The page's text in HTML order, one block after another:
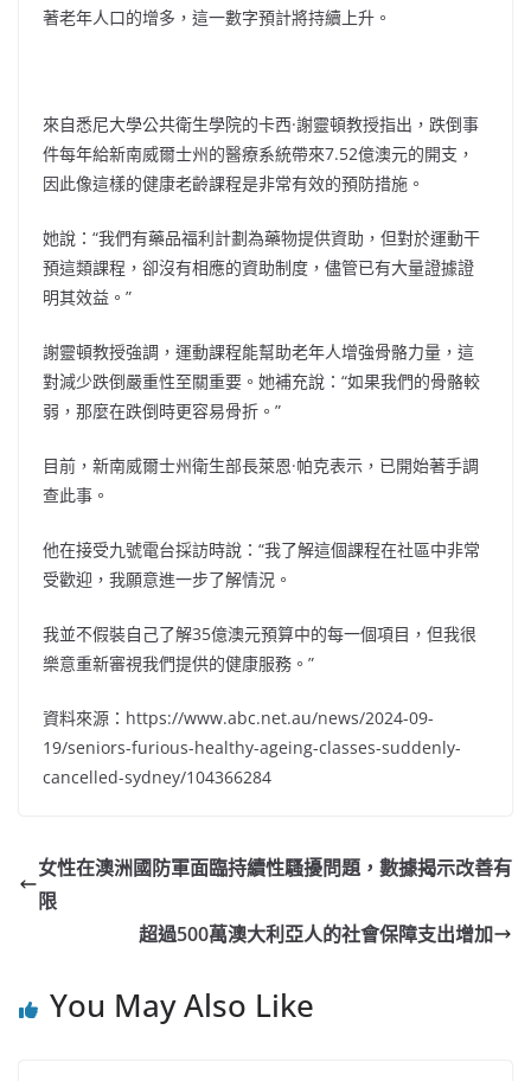
著老年人口的增多，這一數字預計將持續上升。
來自悉尼大學公共衛生學院的卡西·謝靈頓教授指出，跌倒事
件每年給新南威爾士州的醫療系統帶來7.52億澳元的開支，
因此像這樣的健康老齡課程是非常有效的預防措施。
她說：“我們有藥品福利計劃為藥物提供資助，但對於運動干
預這類課程，卻沒有相應的資助制度，儘管已有大量證據證
明其效益。”
謝靈頓教授強調，運動課程能幫助老年人增強骨骼力量，這
對減少跌倒嚴重性至關重要。她補充說：“如果我們的骨骼較
弱，那麼在跌倒時更容易骨折。”
目前，新南威爾士州衛生部長萊恩·帕克表示，已開始著手調
查此事。
他在接受九號電台採訪時說：“我了解這個課程在社區中非常
受歡迎，我願意進一步了解情況。
我並不假裝自己了解35億澳元預算中的每一個項目，但我很
樂意重新審視我們提供的健康服務。”
資料來源：https://www.abc.net.au/news/2024-09-
19/seniors-furious-healthy-ageing-classes-suddenly-
cancelled-sydney/104366284
女性在澳洲國防軍面臨持續性騷擾問題，數據揭示改善有
限
超過500萬澳大利亞人的社會保障支出增加
You May Also Like